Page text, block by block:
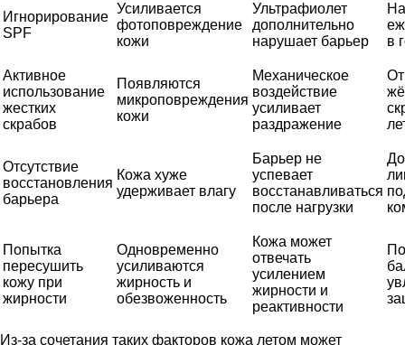
Игнорирование
SPF
Усиливается
фотоповреждение
кожи
Ультрафиолет
дополнительно
нарушает барьер
в
Активное
использование
жестких
скрабов
Появляются
микроповреждения
кожи
Механическое
воздействие
усиливает
раздражение
Отсутствие
восстановления
барьера
Кожа хуже
удерживает влагу
Барьер не
успевает
восстанавливаться
после нагрузки
Попытка
пересушить
кожу при
жирности
Одновременно
усиливаются
жирность и
обезвоженность
Кожа может
отвечать
усилением
жирности и
реактивности
Из-за сочетания таких факторов кожа летом может